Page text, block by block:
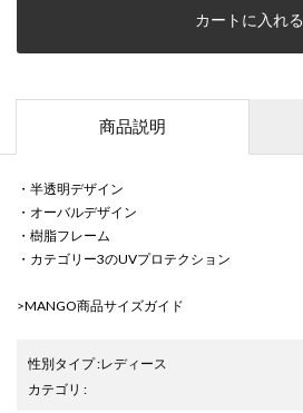
カートに入れる
商品説明
・半透明デザイン
・オーバルデザイン
・樹脂フレーム
・カテゴリー3のUVプロテクション
>MANGO商品サイズガイド
性別タイプ:レディース
カテゴリ :